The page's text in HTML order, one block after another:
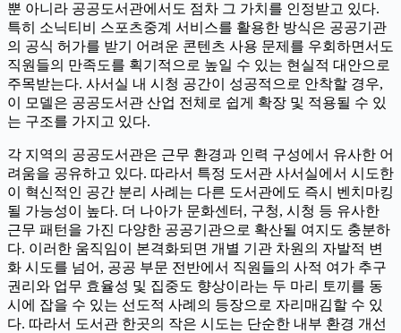
뿐 아니라 공공도서관에서도 점차 그 가치를 인정받고 있다.
특히 소닉티비 스포츠중계 서비스를 활용한 방식은 공공기관
의 공식 허가를 받기 어려운 콘텐츠 사용 문제를 우회하면서도
직원들의 만족도를 획기적으로 높일 수 있는 현실적 대안으로
주목받는다. 사서실 내 시청 공간이 성공적으로 안착할 경우,
이 모델은 공공도서관 산업 전체로 쉽게 확장 및 적용될 수 있
는 구조를 가지고 있다.
각 지역의 공공도서관은 근무 환경과 인력 구성에서 유사한 어
려움을 공유하고 있다. 따라서 특정 도서관 사서실에서 시도한
이 혁신적인 공간 분리 사례는 다른 도서관에도 즉시 벤치마킹
될 가능성이 높다. 더 나아가 문화센터, 구청, 시청 등 유사한
근무 패턴을 가진 다양한 공공기관으로 확산될 여지도 충분하
다. 이러한 움직임이 본격화되면 개별 기관 차원의 자발적 변
화 시도를 넘어, 공공 부문 전반에서 직원들의 사적 여가 추구
권리와 업무 효율성 및 집중도 향상이라는 두 마리 토끼를 동
시에 잡을 수 있는 선도적 사례의 등장으로 자리매김할 수 있
다. 따라서 도서관 한곳의 작은 시도는 단순한 내부 환경 개선